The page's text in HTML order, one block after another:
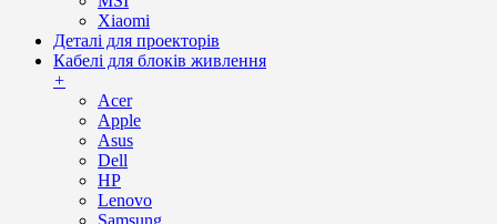
Xiaomi
Деталі для проекторів
Кабелі для блоків живлення
+
Acer
Apple
Asus
Dell
HP
Lenovo
Samsung